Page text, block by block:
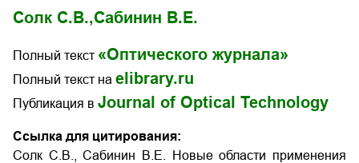
Солк С.В.,Сабинин В.Е.
Полный текст «Оптического журнала»
Полный текст на elibrary.ru
Публикация в Journal of Optical Technology
Ссылка для цитирования:
Солк С.В., Сабинин В.Е. Новые области применения